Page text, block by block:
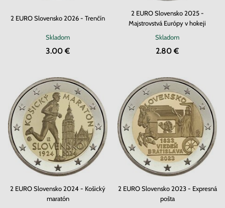
2 EURO Slovensko 2026 - Trenčín
Skladom
3.00 €
2 EURO Slovensko 2025 -
Majstrovstvá Európy v hokeji
Skladom
2.80 €
2 EURO Slovensko 2024 - Košický
maratón
2 EURO Slovensko 2023 - Expresná
pošta